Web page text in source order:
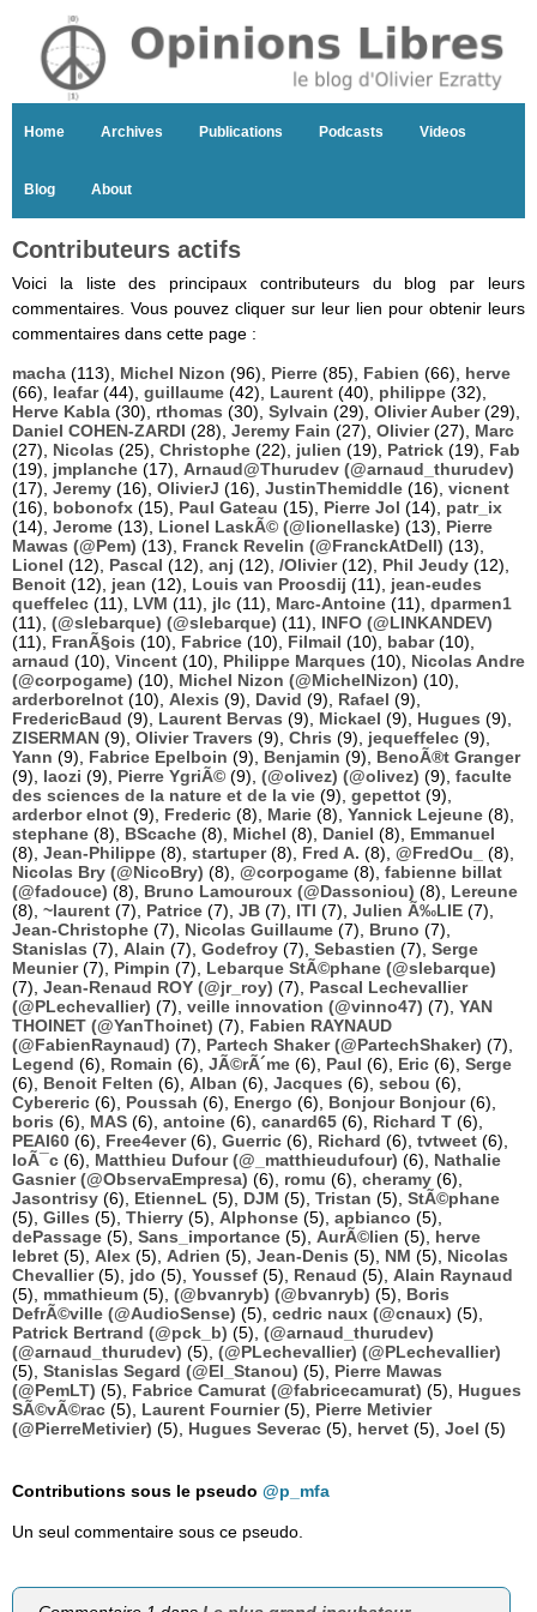
Home Archives Publications Podcasts Videos
Blog About
Contributeurs actifs
Voici la liste des principaux contributeurs du blog par leurs
commentaires. Vous pouvez cliquer sur leur lien pour obtenir leurs
commentaires dans cette page :
macha (113), Michel Nizon (96), Pierre (85), Fabien (66), herve
(66), leafar(44), guillaume (42), Laurent (40), philippe (32),
Herve Kabla (30), rthomas (30), Sylvain (29), Olivier Auber(29),
Daniel COHEN-ZARDI (28), Jeremy Fain (27), Olivier(27), Marc
(27), Nicolas (25), Christophe (22), julien (19), Patrick (19), Fab
(19), jmplanche (17), Arnaud@Thurudev (@arnaud_thurudev)
(17), Jeremy (16), OlivierJ (16), JustinThemiddle (16), vicnent
(16), bobonofx (15), Paul Gateau (15), Pierre Jol (14), patr_ix
(14), Jerome (13), Lionel LaskÃ© (@lionellaske) (13), Pierre
Mawas (@Pem) (13), Franck Revelin (@FranckAtDell) (13),
Lionel (12), Pascal (12), anj (12), /Olivier(12), Phil Jeudy (12),
Benoit (12), jean (12), Louis van Proosdij (11), jean-eudes
queffelec (11), LVM (11), jlc (11), Marc-Antoine (11), dparmen1
(11), (@slebarque) (@slebarque) (11), INFO (@LINKANDEV)
(11), FranÃ§ois (10), Fabrice (10), Filmail (10), babar(10),
arnaud (10), Vincent (10), Philippe Marques (10), Nicolas Andre
(@corpogame) (10), Michel Nizon (@MichelNizon) (10),
arderborelnot (10), Alexis (9), David (9), Rafael (9),
FredericBaud (9), Laurent Bervas (9), Mickael (9), Hugues (9),
ZISERMAN (9), Olivier Travers (9), Chris (9), jequeffelec (9),
Yann (9), Fabrice Epelboin (9), Benjamin (9), BenoÃ®t Granger
(9), laozi (9), Pierre YgriÃ© (9), (@olivez) (@olivez) (9), faculte
des sciences de la nature et de la vie (9), gepettot (9),
arderbor elnot (9), Frederic (8), Marie (8), Yannick Lejeune (8),
stephane (8), BScache (8), Michel (8), Daniel (8), Emmanuel
(8), Jean-Philippe (8), startuper(8), Fred A. (8), @FredOu_
(8),
Nicolas Bry (@NicoBry) (8), @corpogame (8), fabienne billat
(@fadouce) (8), Bruno Lamouroux (@Dassoniou) (8), Lereune
(8), ~laurent (7), Patrice (7), JB (7), ITI (7), Julien Ã‰LIE (7),
Jean-Christophe (7), Nicolas Guillaume (7), Bruno (7),
Stanislas (7), Alain (7), Godefroy (7), Sebastien (7), Serge
Meunier(7), Pimpin (7), Lebarque StÃ©phane (@slebarque)
(7), Jean-Renaud ROY (@jr_roy) (7), Pascal Lechevallier
(@PLechevallier) (7), veille innovation (@vinno47) (7), YAN
THOINET (@YanThoinet) (7), Fabien RAYNAUD
(@FabienRaynaud) (7), Partech Shaker (@PartechShaker) (7),
Legend (6), Romain (6), JÃ©rÃ´me (6), Paul (6), Eric (6), Serge
(6), Benoit Felten (6), Alban (6), Jacques (6), sebou (6),
Cybereric (6), Poussah (6), Energo (6), Bonjour Bonjour(6),
boris (6), MAS (6), antoine (6), canard65 (6), Richard T (6),
PEAI60 (6), Free4ever(6), Guerric (6), Richard (6), tvtweet (6),
loÃ¯c (6), Matthieu Dufour (@_matthieudufour) (6), Nathalie
Gasnier (@ObservaEmpresa) (6), romu (6), cheramy (6),
Jasontrisy (6), EtienneL (5), DJM (5), Tristan (5), StÃ©phane
(5), Gilles (5), Thierry (5), Alphonse (5), apbianco (5),
dePassage (5), Sans_importance (5), AurÃ©lien (5), herve
lebret (5), Alex (5), Adrien (5), Jean-Denis (5), NM (5), Nicolas
Chevallier(5), jdo (5), Youssef (5), Renaud (5), Alain Raynaud
(5), mmathieum (5), (@bvanryb) (@bvanryb) (5), Boris
DefrÃ©ville (@AudioSense) (5), cedric naux (@cnaux) (5),
Patrick Bertrand (@pck_b) (5), (@arnaud_thurudev)
(@arnaud_thurudev) (5), (@PLechevallier) (@PLechevallier)
(5), Stanislas Segard (@El_Stanou) (5), Pierre Mawas
(@PemLT) (5), Fabrice Camurat (@fabricecamurat) (5), Hugues
SÃ©vÃ©rac (5), Laurent Fournier(5), Pierre Metivier
(@PierreMetivier) (5), Hugues Severac (5), hervet (5), Joel (5)
Contributions sous le pseudo @p_mfa
Un seul commentaire sous ce pseudo.